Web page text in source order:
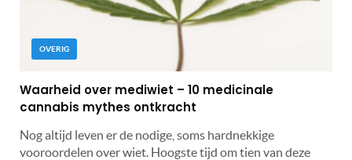
OVERIG
Waarheid over mediwiet – 10 medicinale
cannabis mythes ontkracht
Nog altijd leven er de nodige, soms hardnekkige
vooroordelen over wiet. Hoogste tijd om tien van deze